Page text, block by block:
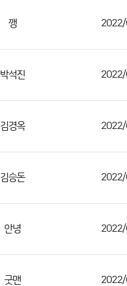
깽
박석진
김경옥
김승돈
안녕
굿맨